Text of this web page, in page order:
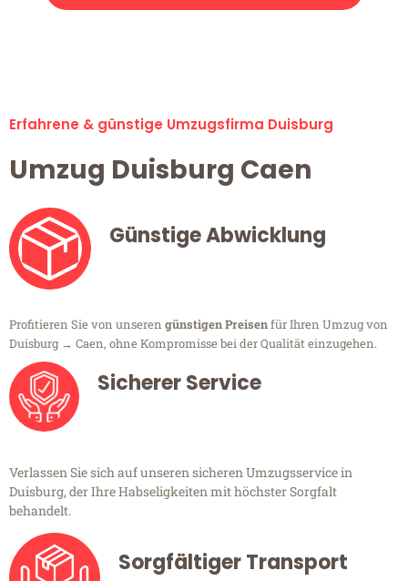
Erfahrene & günstige Umzugsfirma Duisburg
Umzug Duisburg Caen
Günstige Abwicklung
Profitieren Sie von unseren günstigen Preisenfür Ihren Umzug von
Duisburg → Caen, ohne Kompromisse bei der Qualität einzugehen.
Sicherer Service
Verlassen Sie sich auf unseren sicheren Umzugsservice in
Duisburg, der Ihre Habseligkeiten mit höchster Sorgfalt
behandelt.
Sorgfältiger Transport